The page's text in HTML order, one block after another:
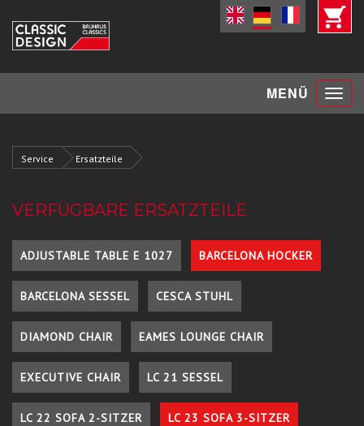
MENÜ Toggle
Service Ersatzteile
VERFÜGBARE ERSATZTEILE
ADJUSTABLE TABLE E 1027 BARCELONA HOCKER
BARCELONA SESSEL CESCA STUHL
DIAMOND CHAIR EAMES LOUNGE CHAIR
EXECUTIVE CHAIR LC 21 SESSEL
LC 22 SOFA 2-SITZER LC 23 SOFA 3-SITZER